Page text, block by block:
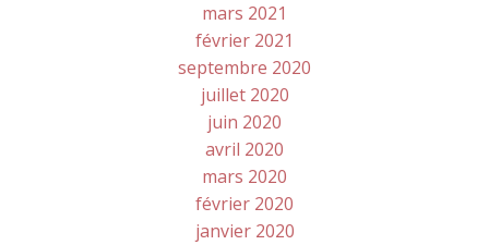
mars 2021
février 2021
septembre 2020
juillet 2020
juin 2020
avril 2020
mars 2020
février 2020
janvier 2020